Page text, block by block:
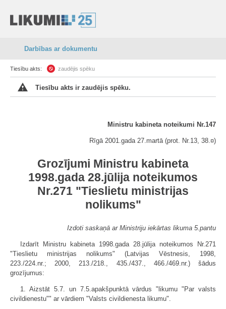
Darbības ar dokumentu
Tiesību akts: zaudējis spēku
Tiesību akts ir zaudējis spēku.
Ministru kabineta noteikumi Nr.147
Rīgā 2001.gada 27.martā (prot. Nr.13, 38.¤)
Grozījumi Ministru kabineta
1998.gada 28.jūlija noteikumos
Nr.271 "Tieslietu ministrijas
nolikums"
Izdoti saskaņā ar Ministriju iekārtas likuma 5.pantu
Izdarīt Ministru kabineta 1998.gada 28.jūlija noteikumos Nr.271
"Tieslietu ministrijas nolikums" (Latvijas Vēstnesis, 1998,
223./224.nr.; 2000, 213./218., 435./437., 466./469.nr.) šādus
grozījumus:
1. Aizstāt 5.7. un 7.5.apakšpunktā vārdus "likumu "Par valsts
civildienestu"" ar vārdiem "Valsts civildienesta likumu".